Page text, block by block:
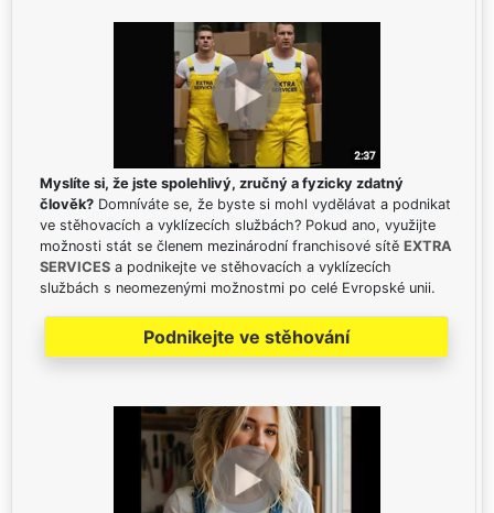
Myslíte si, že jste spolehlivý, zručný a fyzicky zdatný
člověk? Domníváte se, že byste si mohl vydělávat a podnikat
ve stěhovacích a vyklízecích službách? Pokud ano, využijte
možnosti stát se členem mezinárodní franchisové sítě EXTRA
SERVICES a podnikejte ve stěhovacích a vyklízecích
službách s neomezenými možnostmi po celé Evropské unii.
Podnikejte ve stěhování